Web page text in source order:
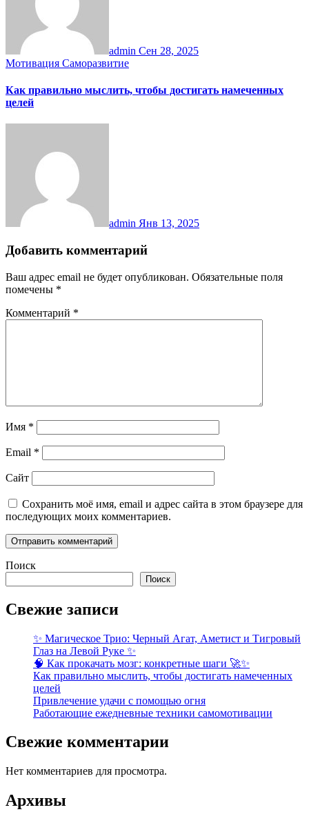
admin Сен 28, 2025
Мотивация Саморазвитие
Как правильно мыслить, чтобы достигать намеченных
целей
admin Янв 13, 2025
Добавить комментарий
Ваш адрес email не будет опубликован. Обязательные поля
помечены *
Комментарий *
Имя *
Email *
Сайт
Сохранить моё имя, email и адрес сайта в этом браузере для
последующих моих комментариев.
Поиск
Поиск
Свежие записи
✨ Магическое Трио: Черный Агат, Аметист и Тигровый
Глаз на Левой Руке ✨
🧠 Как прокачать мозг: конкретные шаги 🚀✨
Как правильно мыслить, чтобы достигать намеченных
целей
Привлечение удачи с помощью огня
Работающие ежедневные техники самомотивации
Свежие комментарии
Нет комментариев для просмотра.
Архивы